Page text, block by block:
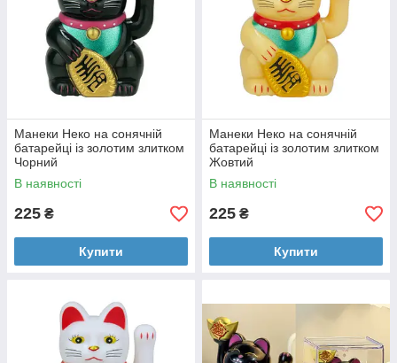
Манеки Неко на сонячній
батарейці із золотим злитком
Чорний
В наявності
225 ₴
Купити
Манеки Неко на сонячній
батарейці із золотим злитком
Жовтий
В наявності
225 ₴
Купити